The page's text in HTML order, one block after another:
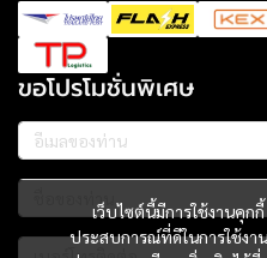
เว็บไซต์นี้มีการใช้งานคุ
ประสบการณ์ที่ดีในการใช้งา
ขอโปรโมชั่นพิเศษ